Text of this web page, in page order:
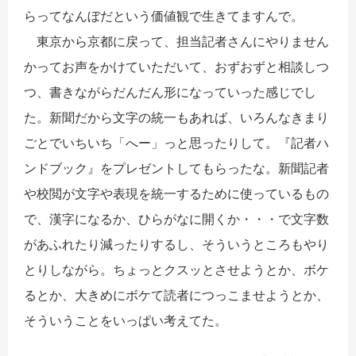
らってなんぼだという価値観で生きてますんで。
東京から京都に戻って、担当記者さんにやりません
かってお声をかけていただいて、おずおずと相談しつ
つ、書きながらだんだん形になっていった感じでし
た。新聞だから文字の統一もあれば、いろんなきまり
ごとでいちいち「へー」っと思ったりして。『記者ハ
ンドブック』をプレゼントしてもらったな。新聞記者
や校閲が文字や表現を統一するために使っているもの
で、漢字になるか、ひらがなに開くか・・・で文字数
があふれたり減ったりするし、そういうところもやり
とりしながら。ちょっとクスッとさせようとか、ボケ
るとか、大きめにボケて読者につっこませようとか、
そういうことをいっぱい考えてた。